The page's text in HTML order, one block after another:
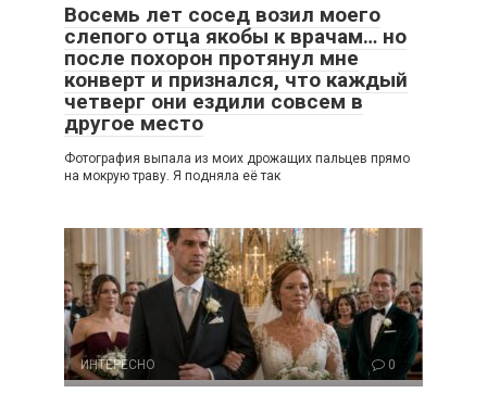
Восемь лет сосед возил моего
слепого отца якобы к врачам… но
после похорон протянул мне
конверт и признался, что каждый
четверг они ездили совсем в
другое место
Фотография выпала из моих дрожащих пальцев прямо
на мокрую траву. Я подняла её так
ИНТЕРЕСНО 0